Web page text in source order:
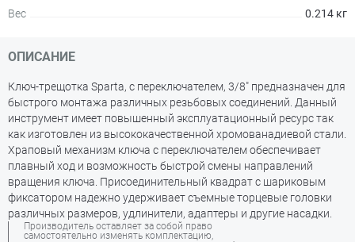
Вес 0.214 кг
ОПИСАНИЕ
Ключ-трещотка Sparta, с переключателем, 3/8" предназначен для
быстрого монтажа различных резьбовых соединений. Данный
инструмент имеет повышенный эксплуатационный ресурс так
как изготовлен из высококачественной хромованадиевой стали.
Храповый механизм ключа с переключателем обеспечивает
плавный ход и возможность быстрой смены направлений
вращения ключа. Присоединительный квадрат с шариковым
фиксатором надежно удерживает съемные торцевые головки
различных размеров, удлинители, адаптеры и другие насадки.
Производитель оставляет за собой право
самостоятельно изменять комплектацию,